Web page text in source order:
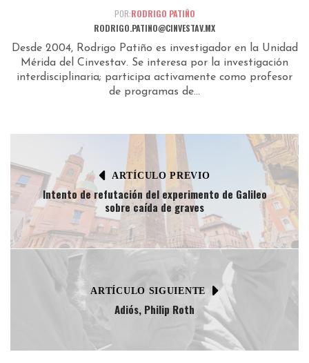
POR:RODRIGO PATIÑO
RODRIGO.PATINO@CINVESTAV.MX
Desde 2004, Rodrigo Patiño es investigador en la Unidad
Mérida del Cinvestav. Se interesa por la investigación
interdisciplinaria; participa activamente como profesor
de programas de...
ARTÍCULO PREVIO
Intento de refutación del experimento de Galileo
sobre caída de graves
ARTÍCULO SIGUIENTE
Adiós, Philip Roth